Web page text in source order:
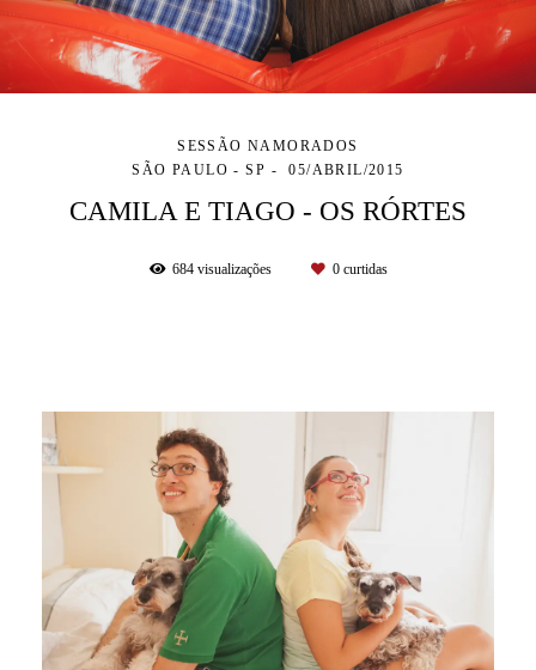
SESSÃO NAMORADOS
SÃO PAULO - SP
05/ABRIL/2015
CAMILA E TIAGO - OS RÓRTES
684visualizações 0curtidas